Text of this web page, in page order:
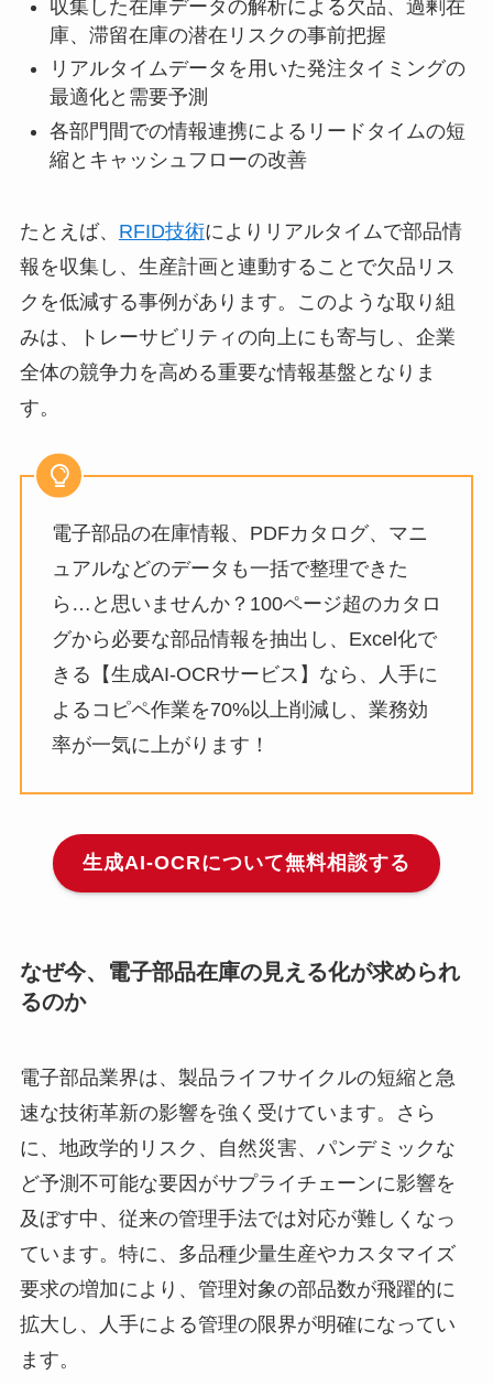
収集した在庫データの解析による欠品、過剰在
庫、滞留在庫の潜在リスクの事前把握
リアルタイムデータを用いた発注タイミングの
最適化と需要予測
各部門間での情報連携によるリードタイムの短
縮とキャッシュフローの改善
たとえば、 RFID技術によりリアルタイムで部品情
報を収集し、生産計画と連動することで欠品リス
クを低減する事例があります。このような取り組
みは、トレーサビリティの向上にも寄与し、企業
全体の競争力を高める重要な情報基盤となりま
す。
電子部品の在庫情報、PDFカタログ、マニ
ュアルなどのデータも一括で整理できた
ら…と思いませんか？100ページ超のカタロ
グから必要な部品情報を抽出し、Excel化で
きる【生成AI-OCRサービス】なら、人手に
よるコピペ作業を70%以上削減し、業務効
率が一気に上がります！
生成AI-OCRについて無料相談する
なぜ今、電子部品在庫の見える化が求められ
るのか
電子部品業界は、製品ライフサイクルの短縮と急
速な技術革新の影響を強く受けています。さら
に、地政学的リスク、自然災害、パンデミックな
ど予測不可能な要因がサプライチェーンに影響を
及ぼす中、従来の管理手法では対応が難しくなっ
ています。特に、多品種少量生産やカスタマイズ
要求の増加により、管理対象の部品数が飛躍的に
拡大し、人手による管理の限界が明確になってい
ます。